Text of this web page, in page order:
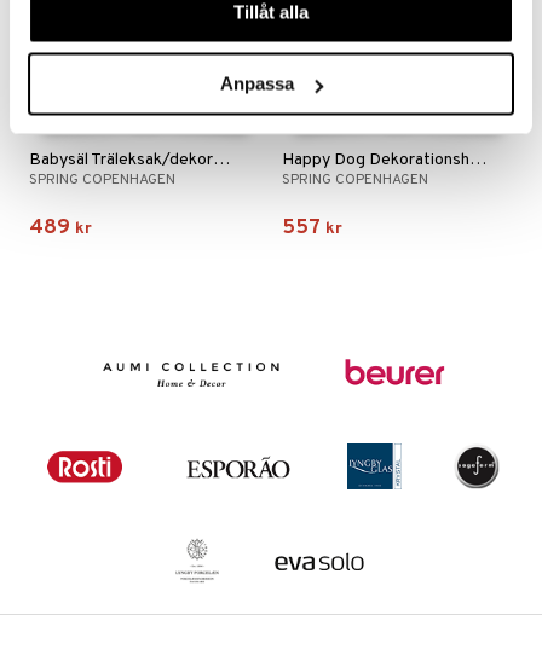
Tillåt alla
Anpassa
Babysäl Träleksak/dekoration
SPRING COPENHAGEN
489 kr
Happy Dog Dekorationshund
SPRING COPENHAGEN
557 kr